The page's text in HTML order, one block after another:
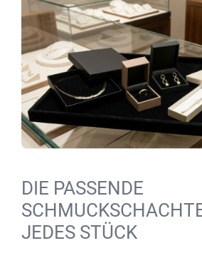
DIE PASSENDE
JEDES STÜCK